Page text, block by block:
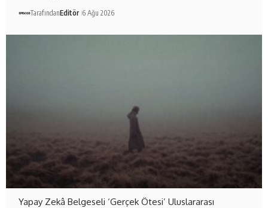
TarafındanEditör 6 Ağu 2026
Yapay Zekâ Belgeseli ‘Gerçek Ötesi’ Uluslararası